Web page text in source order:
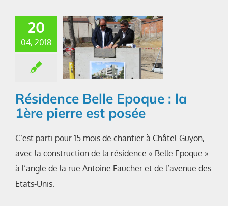
20
04, 2018
Résidence Belle Epoque : la
1ère pierre est posée
C’est parti pour 15 mois de chantier à Châtel-Guyon,
avec la construction de la résidence « Belle Epoque »
à l’angle de la rue Antoine Faucher et de l’avenue des
Etats-Unis.